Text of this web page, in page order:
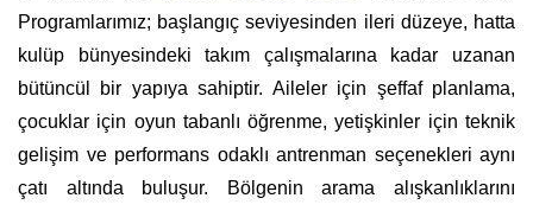
Programlarımız; başlangıç seviyesinden ileri düzeye, hatta
kulüp bünyesindeki takım çalışmalarına kadar uzanan
bütüncül bir yapıya sahiptir. Aileler için şeffaf planlama,
çocuklar için oyun tabanlı öğrenme, yetişkinler için teknik
gelişim ve performans odaklı antrenman seçenekleri aynı
çatı altında buluşur. Bölgenin arama alışkanlıklarını